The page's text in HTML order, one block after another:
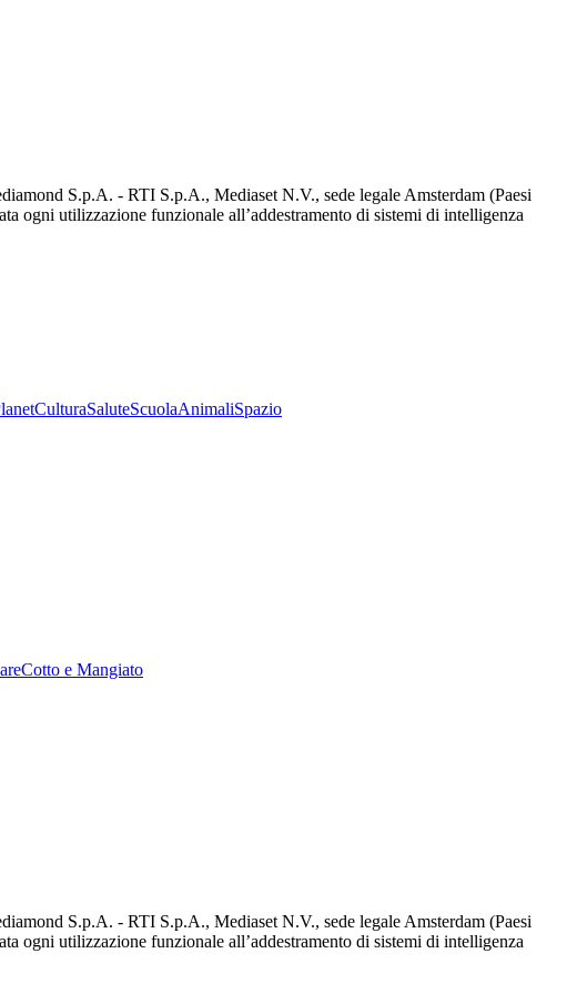
S.p.A. - RTI S.p.A., Mediaset N.V., sede legale Amsterdam (Paesi
ogni utilizzazione funzionale all’addestramento di sistemi di intelligenza
CulturaSaluteScuolaAnimaliSpazio
Cotto e Mangiato
S.p.A. - RTI S.p.A., Mediaset N.V., sede legale Amsterdam (Paesi
ogni utilizzazione funzionale all’addestramento di sistemi di intelligenza